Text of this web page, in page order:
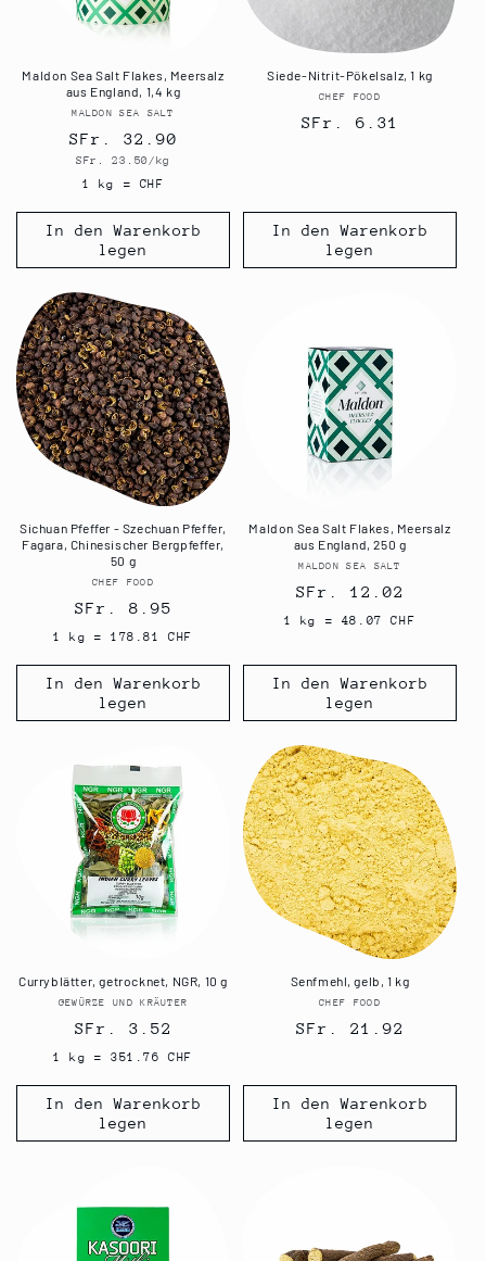
Maldon Sea Salt Flakes, Meersalz
aus England, 1,4 kg
Anbieter:
MALDON SEA SALT
Normaler
Preis
SFr. 32.90
Grundpreis
SFr. 23.50/kg
1 kg = CHF
In den Warenkorb
legen
Siede-Nitrit-Pökelsalz, 1 kg
Anbieter:
CHEF FOOD
Normaler
SFr. 6.31
In den Warenkorb
legen
Sichuan Pfeffer - Szechuan Pfeffer,
Fagara, Chinesischer Bergpfeffer,
50 g
Anbieter:
CHEF FOOD
Normaler
Preis
SFr. 8.95
1 kg = 178.81 CHF
In den Warenkorb
legen
Maldon Sea Salt Flakes, Meersalz
aus England, 250 g
Anbieter:
MALDON SEA SALT
Normaler
Preis
SFr. 12.02
1 kg = 48.07 CHF
In den Warenkorb
legen
Curryblätter, getrocknet, NGR, 10 g
Anbieter:
GEWÜRZE UND KRÄUTER
Normaler
Preis
SFr. 3.52
1 kg = 351.76 CHF
In den Warenkorb
legen
Senfmehl, gelb, 1 kg
Anbieter:
CHEF FOOD
Normaler
SFr. 21.92
In den Warenkorb
legen